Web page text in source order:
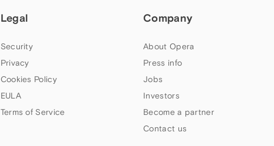
Legal
Security
Privacy
Cookies Policy
EULA
Terms of Service
Company
About Opera
Press info
Jobs
Investors
Become a partner
Contact us